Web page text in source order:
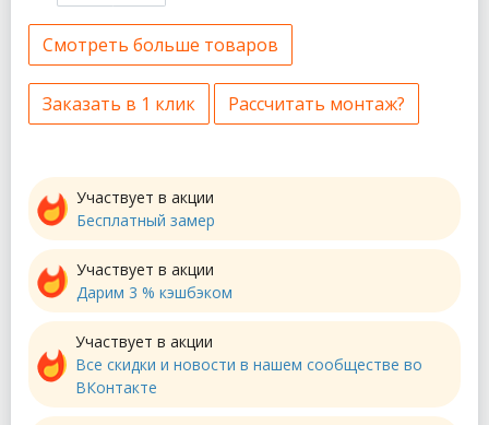
Смотреть больше товаров
Заказать в 1 клик Рассчитать монтаж?
Участвует в акции
Бесплатный замер
Участвует в акции
Дарим 3 % кэшбэком
Участвует в акции
Все скидки и новости в нашем сообществе во
ВКонтакте